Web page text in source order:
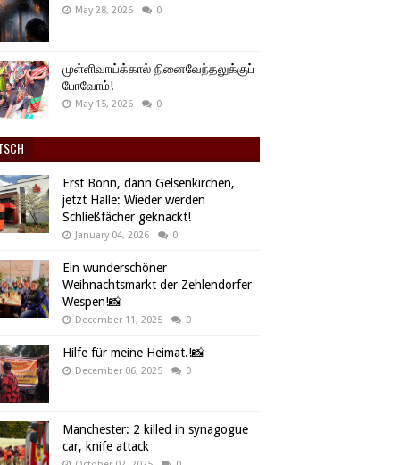
May 28, 2026 0
முள்ளிவாய்க்கால் நினைவேந்தலுக்குப்
போவோம்!
May 15, 2026 0
Erst Bonn, dann Gelsenkirchen,
jetzt Halle: Wieder werden
Schließfächer geknackt!
January 04, 2026 0
Ein wunderschöner
Weihnachtsmarkt der Zehlendorfer
Wespen!📸
December 11, 2025 0
Hilfe für meine Heimat.!📸
December 06, 2025 0
Manchester: 2 killed in synagogue
car, knife attack